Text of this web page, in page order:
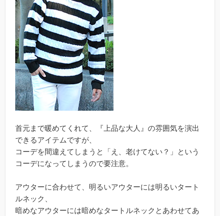
首元まで暖めてくれて、『上品な大人』の雰囲気を演出
できるアイテムですが、
コーデを間違えてしまうと「え、老けてない？」という
コーデになってしまうので要注意。
アウターに合わせて、明るいアウターには明るいタート
ルネック、
暗めなアウターには暗めなタートルネックとあわせてあ